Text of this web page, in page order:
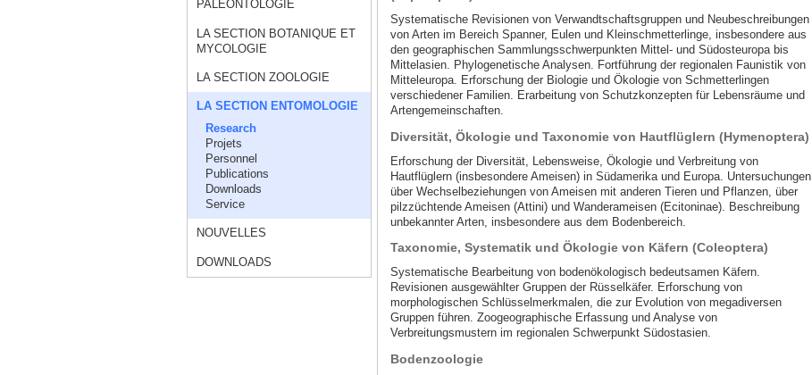
PALÉONTOLOGIE
LA SECTION BOTANIQUE ET
MYCOLOGIE
LA SECTION ZOOLOGIE
LA SECTION ENTOMOLOGIE
Research
Projets
Personnel
Publications
Downloads
Service
NOUVELLES
DOWNLOADS
Systematische Revisionen von Verwandtschaftsgruppen und Neubeschreibungen
von Arten im Bereich Spanner, Eulen und Kleinschmetterlinge, insbesondere aus
den geographischen Sammlungsschwerpunkten Mittel- und Südosteuropa bis
Mittelasien. Phylogenetische Analysen. Fortführung der regionalen Faunistik von
Mitteleuropa. Erforschung der Biologie und Ökologie von Schmetterlingen
verschiedener Familien. Erarbeitung von Schutzkonzepten für Lebensräume und
Artengemeinschaften.
Diversität, Ökologie und Taxonomie von Hautflüglern (Hymenoptera)
Erforschung der Diversität, Lebensweise, Ökologie und Verbreitung von
Hautflüglern (insbesondere Ameisen) in Südamerika und Europa. Untersuchungen
über Wechselbeziehungen von Ameisen mit anderen Tieren und Pflanzen, über
pilzzüchtende Ameisen (Attini) und Wanderameisen (Ecitoninae). Beschreibung
unbekannter Arten, insbesondere aus dem Bodenbereich.
Taxonomie, Systematik und Ökologie von Käfern (Coleoptera)
Systematische Bearbeitung von bodenökologisch bedeutsamen Käfern.
Revisionen ausgewählter Gruppen der Rüsselkäfer. Erforschung von
morphologischen Schlüsselmerkmalen, die zur Evolution von megadiversen
Gruppen führen. Zoogeographische Erfassung und Analyse von
Verbreitungsmustern im regionalen Schwerpunkt Südostasien.
Bodenzoologie